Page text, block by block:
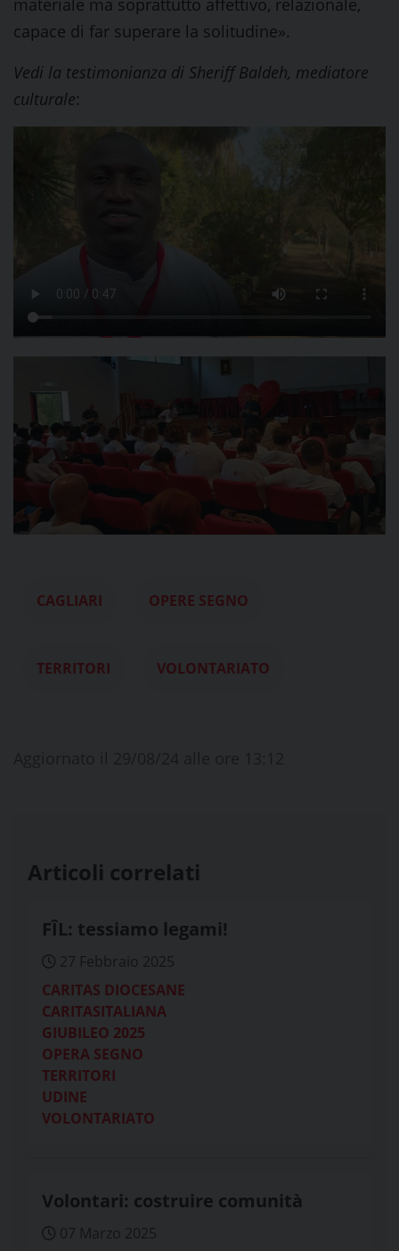
capace di far superare la solitudine».
Vedi la testimonianza di Sheriff Baldeh, mediatore
culturale:
CAGLIARI OPERE SEGNO
TERRITORI VOLONTARIATO
Articoli correlati
FÎL: tessiamo legami!
27 Febbraio 2025
CARITAS DIOCESANE
CARITASITALIANA
GIUBILEO 2025
OPERA SEGNO
TERRITORI
UDINE
VOLONTARIATO
Volontari: costruire comunità
07 Marzo 2025